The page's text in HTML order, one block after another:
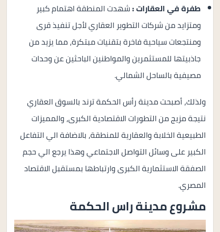
طفرة في العقارات :شهدت المنطقة اهتمام كبير
ومتزايد من شركات التطوير العقاري لأجل تنفيذ قرى
ومنتجعات سياحية فاخرة بتقنيات مبتكرة، مما يزيد من
جاذبيتها للمستثمرين والمواطنين الباحثين عن وحدات
مصيفية بالساحل الشمالي.
ولذلك، أصبحت مدينة رأس الحكمة ترند بالسوق العقاري
نتيجة مزيج من التطورات الاقتصادية الكبرى، والمميزات
الطبيعية الخلابة والعقارية للمنطقة، بالاضافة الي التفاعل
الكبير على وسائل التواصل الاجتماعي وهذا يرجع الي حجم
الصفقة الاستثمارية الكبرى وارتباطها بمستقبل الاقتصاد
المصري.
مشروع مدينة راس الحكمة